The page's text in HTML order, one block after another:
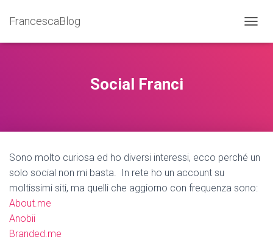
FrancescaBlog
Social Franci
Sono molto curiosa ed ho diversi interessi, ecco perché un
solo social non mi basta. In rete ho un account su
moltissimi siti, ma quelli che aggiorno con frequenza sono:
About.me
Anobii
Branded.me